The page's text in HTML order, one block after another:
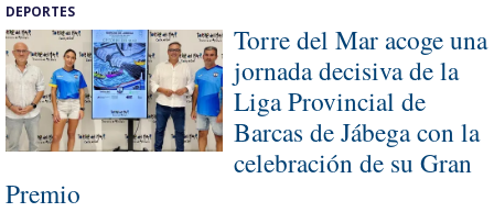
DEPORTES
Torre del Mar acoge una
jornada decisiva de la
Liga Provincial de
Barcas de Jábega con la
celebración de su Gran
Premio